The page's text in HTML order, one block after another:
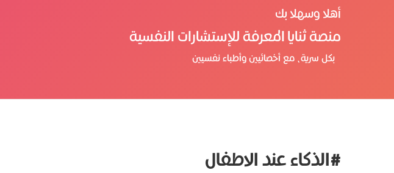
أهلا وسهلا بك
منصة ثنايا المعرفة للإستشارات النفسية
بكل سرية، مع أخصائيين وأطباء نفسيين
#الذكاء عند الاطفال